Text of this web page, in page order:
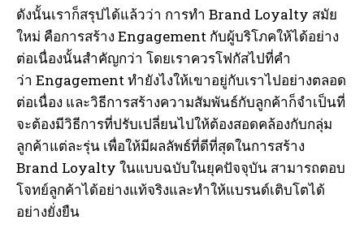
ดังนั้นเราก็สรุปได้แล้วว่า การทำ Brand Loyalty สมัย
ใหม่ คือการสร้าง Engagement กับผู้บริโภคให้ได้อย่าง
ต่อเนื่องนั้นสำคัญกว่า โดยเราควรโฟกัสไปที่คำ
ว่า Engagement ทำยังไงให้เขาอยู่กับเราไปอย่างตลอด
ต่อเนื่อง และวิธีการสร้างความสัมพันธ์กับลูกค้าก็จำเป็นที่
จะต้องมีวิธีการที่ปรับเปลี่ยนไปให้ต้องสอดคล้องกับกลุ่ม
ลูกค้าแต่ละรุ่น เพื่อให้มีผลลัพธ์ที่ดีที่สุดในการสร้าง
Brand Loyalty ในแบบฉบับในยุคปัจจุบัน สามารถตอบ
โจทย์ลูกค้าได้อย่างแท้จริงและทำให้แบรนด์เติบโตได้
อย่างยั่งยืน